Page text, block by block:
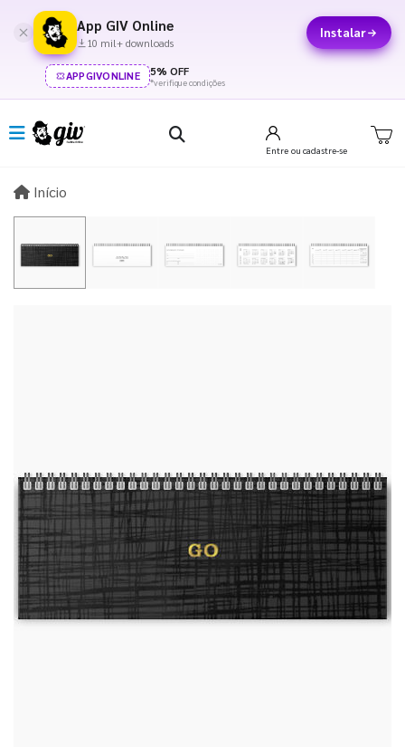
App GIV Online
10 mil+ downloads
Instalar
APPGIVONLINE 5% OFF
*verifique condições
Entre ou cadastre-se
Início